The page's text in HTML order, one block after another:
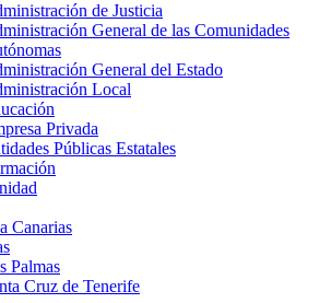
de Justicia
General de las Comunidades
General del Estado
Local
Privada
Públicas Estatales
Canarias
Palmas
Cruz de Tenerife